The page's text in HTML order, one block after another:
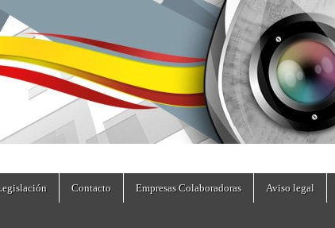
Contacto Empresas Colaboradoras Aviso legal